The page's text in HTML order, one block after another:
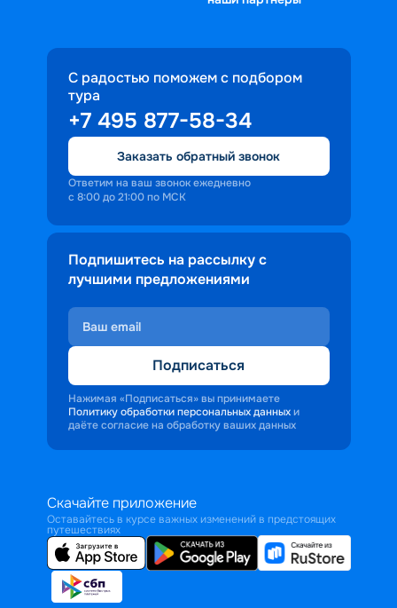
С радостью поможем с подбором
тура
+7 495 877-58-34
Заказать обратный звонок
Ответим на ваш звонок ежедневно
с 8:00 до 21:00 по МСК
Подпишитесь на рассылку с
лучшими предложениями
Подписаться
Нажимая «Подписаться» вы принимаете
Политику обработки персональных данных и
даёте согласие на обработку ваших данных
Скачайте приложение
Оставайтесь в курсе важных изменений в предстоящих
путешествиях